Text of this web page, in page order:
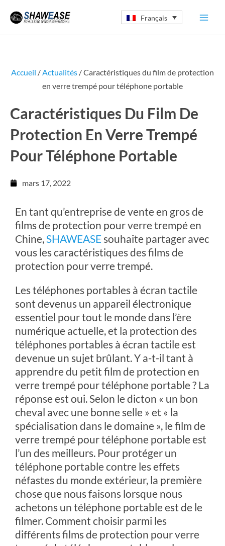
contenu
Français
Accueil /Actualités / Caractéristiques du film de protection
en verre trempé pour téléphone portable
Caractéristiques Du Film De
Protection En Verre Trempé
Pour Téléphone Portable
mars 17, 2022
En tant qu’entreprise de vente en gros de
films de protection pour verre trempé en
Chine,SHAWEASE souhaite partager avec
vous les caractéristiques des films de
protection pour verre trempé.
Les téléphones portables à écran tactile
sont devenus un appareil électronique
essentiel pour tout le monde dans l’ère
numérique actuelle, et la protection des
téléphones portables à écran tactile est
devenue un sujet brûlant. Y a-t-il tant à
apprendre du petit film de protection en
verre trempé pour téléphone portable ? La
réponse est oui. Selon le dicton « un bon
cheval avec une bonne selle » et « la
spécialisation dans le domaine », le film de
verre trempé pour téléphone portable est
l’un des meilleurs. Pour protéger un
téléphone portable contre les effets
néfastes du monde extérieur, la première
chose que nous faisons lorsque nous
achetons un téléphone portable est de le
filmer. Comment choisir parmi les
différents films de protection pour verre